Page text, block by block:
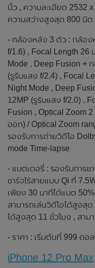
นิ้ว , ความละเอียด 2532
ความสว่างสูงสุด 800 นิต
- กล้องหลัง 3 ตัว : กล้อง
f/1.6) , Focal Length 26
Mode , Deep Fusion +
(รูรับแสง f/2.4) , Focal
Night Mode , Deep
12MP (รูรับแสง f/2.0) ,
Fusion , Optical Zoom 2
ออก) / Optical Zoom
รองรับการถ่ายวิดีโอ
mode Time‑lapse
- แบตเตอรี่ : รองรับการช
ชาร์จไร้สายแบบ Qi ที่
เพียง 30 นาทีได้แบต
สามารถเล่นวิดีโอได้สูงสุ
ได้สูงสุด 11 ชั่วโมง , สาม
- ราคา : เริ่มต้นที่ 999 ดอ
iPhone 12 Pro Max